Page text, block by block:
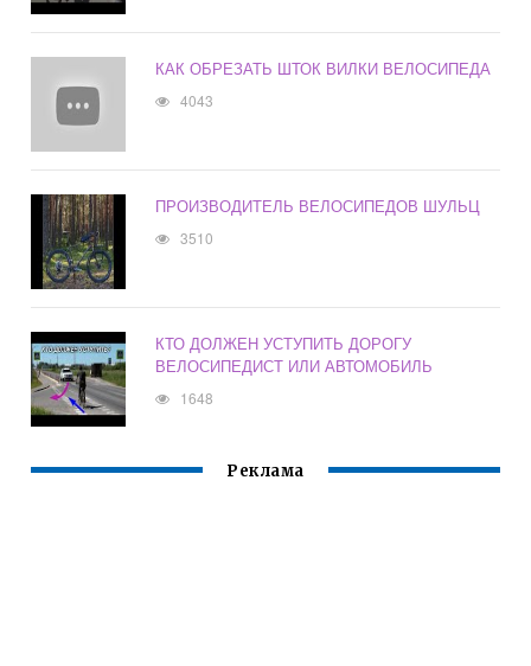
КАК ОБРЕЗАТЬ ШТОК ВИЛКИ ВЕЛОСИПЕДА
4043
ПРОИЗВОДИТЕЛЬ ВЕЛОСИПЕДОВ ШУЛЬЦ
3510
КТО ДОЛЖЕН УСТУПИТЬ ДОРОГУ
ВЕЛОСИПЕДИСТ ИЛИ АВТОМОБИЛЬ
1648
Реклама